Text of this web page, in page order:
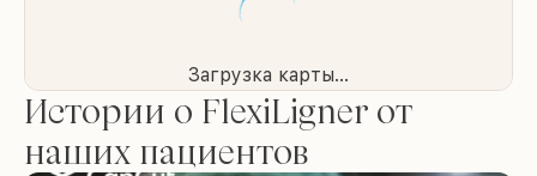
Загрузка карты...
Истории о FlexiLigner от
наших пациентов